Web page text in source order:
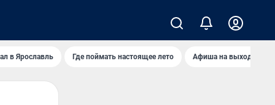
в Ярославль Где поймать настоящее лето Афиша на выходные